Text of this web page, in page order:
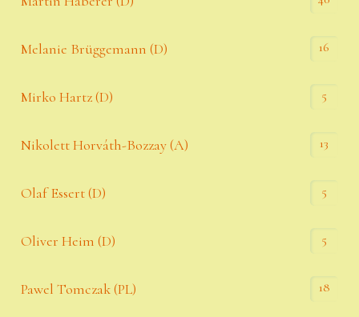
Melanie Brüggemann (D) 16
Mirko Hartz (D) 5
Nikolett Horváth-Bozzay (A) 13
Olaf Essert (D) 5
Oliver Heim (D) 5
Pawel Tomczak (PL) 18